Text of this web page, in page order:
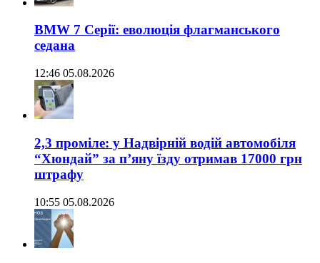
BMW 7 Серії: еволюція флагманського
седана
12:46 05.08.2026
2,3 проміле: у Надвірній водій автомобіля
“Хюндай” за п’яну їзду отримав 17000 грн
штрафу
10:55 05.08.2026